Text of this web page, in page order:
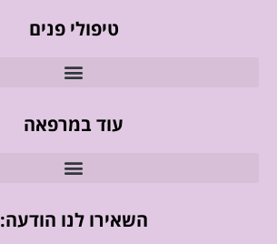
טיפולי פנים
עוד במרפאה
השאירו לנו הודעה: